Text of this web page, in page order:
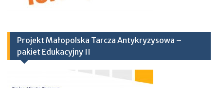
Projekt Małopolska Tarcza Antykryzysowa –
pakiet Edukacyjny II